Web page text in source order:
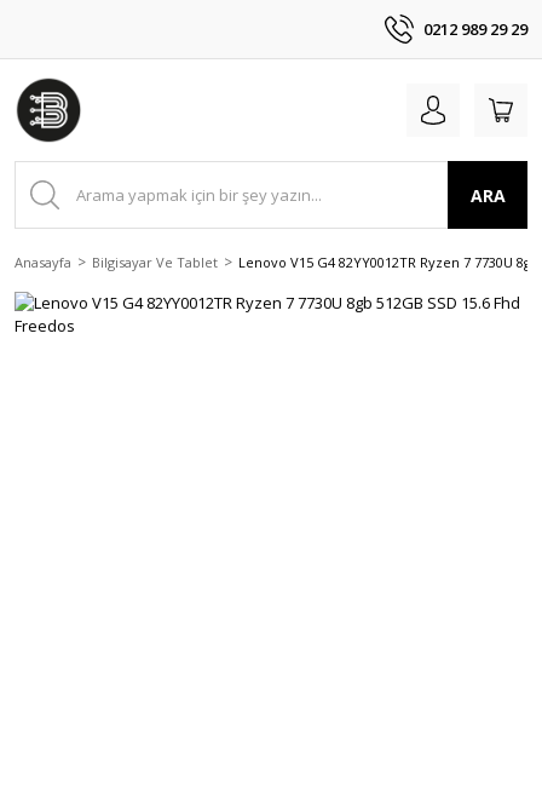
0212 989 29 29
ARA
Anasayfa Bilgisayar Ve Tablet Lenovo V15 G4 82YY0012TR Ryzen 7 7730U